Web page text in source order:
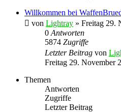
Willkommen bei
von Lightray » Freitag 29.
0 Antworten
5874 Zugriffe
Letzter Beitrag von
Freitag 29. November
Themen
Antworten
Zugriffe
Letzter Beitrag